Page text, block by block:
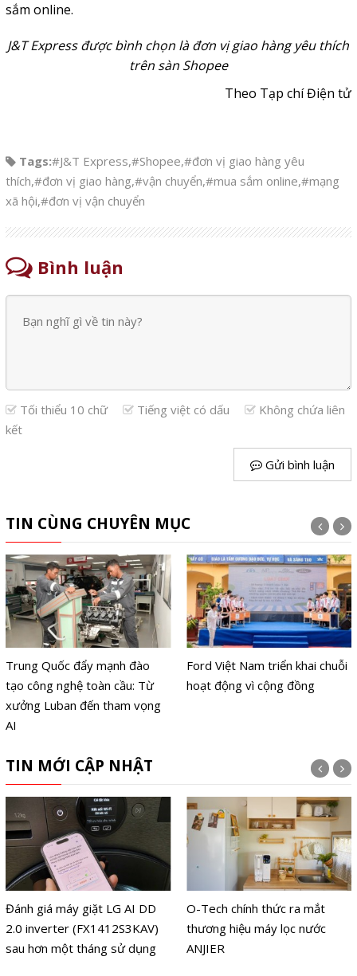
sắm online.
J&T Express được bình chọn là đơn vị giao hàng yêu thích
trên sàn Shopee
Theo Tạp chí Điện tử
Tags:#J&T Express,#Shopee,#đơn vị giao hàng yêu
thích,#đơn vị giao hàng,#vận chuyển,#mua sắm online,#mạng
xã hội,#đơn vị vận chuyển
Bình luận
Tối thiểu 10 chữ Tiếng việt có dấu
Không chứa liên
kết
Gửi bình luận
TIN CÙNG CHUYÊN MỤC
Trung Quốc đẩy mạnh đào
tạo công nghệ toàn cầu: Từ
xưởng Luban đến tham vọng
AI
Ford Việt Nam triển khai chuỗi
hoạt động vì cộng đồng
TIN MỚI CẬP NHẬT
Đánh giá máy giặt LG AI DD
2.0 inverter (FX1412S3KAV)
sau hơn một tháng sử dụng
O-Tech chính thức ra mắt
thương hiệu máy lọc nước
ANJIER